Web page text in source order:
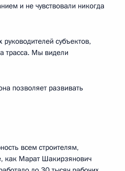
и не чувствовали никогда
руководителей субъектов,
трасса. Мы видели
позволяет развивать
всем строителям,
как Марат Шакирзянович